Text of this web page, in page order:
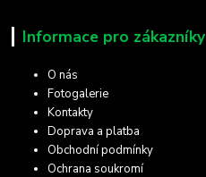
Informace pro zákazníky
O nás
Fotogalerie
Kontakty
Doprava a platba
Obchodní podmínky
Ochrana soukromí